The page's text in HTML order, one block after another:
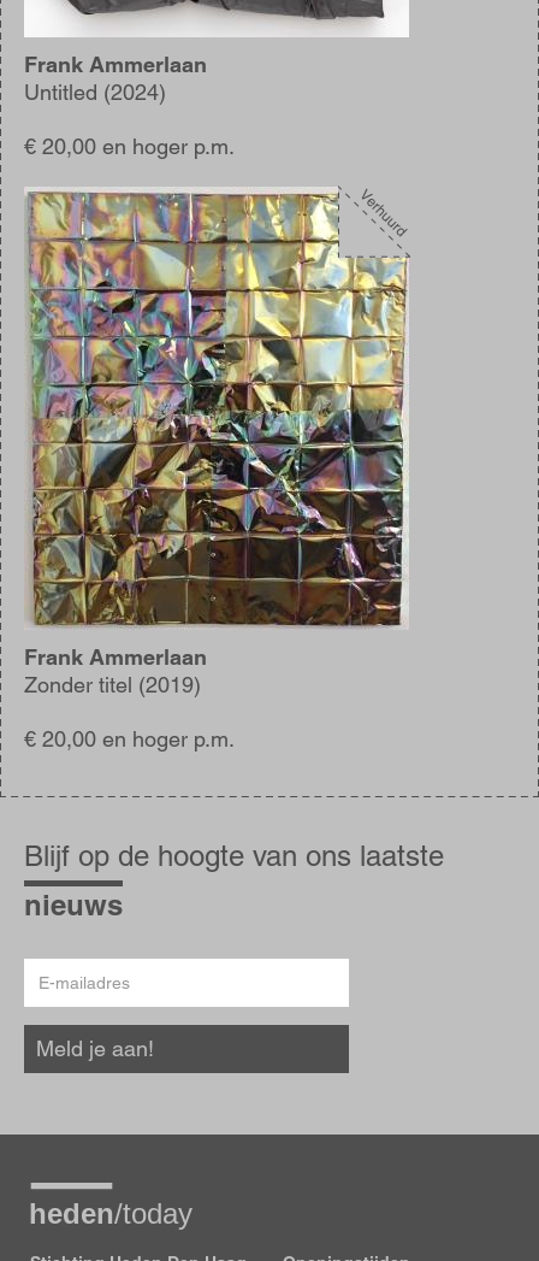
Frank Ammerlaan
Untitled (2024)
€ 20,00 en hoger p.m.
Afbeelding
Frank Ammerlaan
Zonder titel (2019)
€ 20,00 en hoger p.m.
op
de
hoogte
Blijf op de hoogte van ons laatste
nieuws
mailadres
Meld je aan!